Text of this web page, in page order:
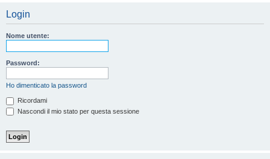
Login
Nome utente:
Password:
Ho dimenticato la password
Ricordami
Nascondi il mio stato per questa sessione